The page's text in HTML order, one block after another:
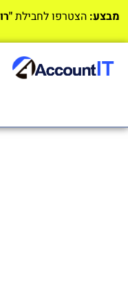
מבצע: הצטרפו לחבילת